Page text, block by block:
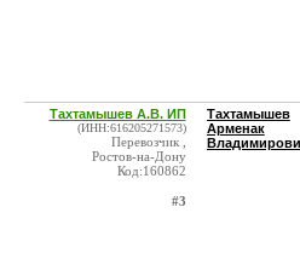
Тахтамышев А.В. ИП
(ИНН:616205271573)
Перевозчик ,
Ростов-на-Дону
Код:160862
#3
Тахтамышев
Арменак